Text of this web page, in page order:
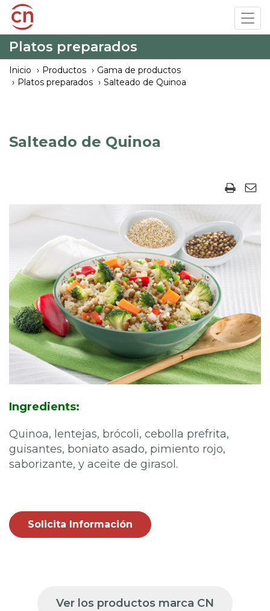
Pasar
contenido
principal
Platos preparados
Inicio Productos
Gama de productos
Platos preparados
Salteado de Quinoa
Salteado de Quinoa
Ingredients:
Quinoa, lentejas, brócoli, cebolla prefrita,
guisantes, boniato asado, pimiento rojo,
saborizante, y aceite de girasol.
Solicita Información
Ver los productos marca CN